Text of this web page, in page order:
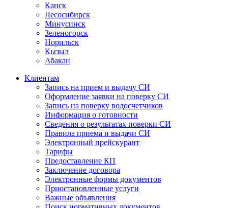
Канск
Лесосибирск
Минусинск
Зеленогорск
Норильск
Кызыл
Абакан
Клиентам
Запись на прием и выдачу СИ
Оформление заявки на поверку СИ
Запись на поверку водосчетчиков
Информация о готовности
Сведения о результатах поверки СИ
Правила приема и выдачи СИ
Электронный прейскурант
Тарифы
Предоставление КП
Заключение договора
Электронные формы документов
Приостановленные услуги
Важные объявления